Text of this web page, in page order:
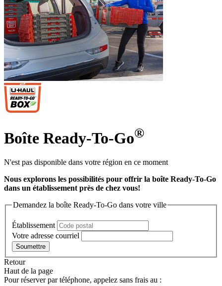
Boîte Ready-To-Go®
N'est pas disponible dans votre région en ce moment
Nous explorons les possibilités pour offrir la boîte Ready-To-Go
dans un établissement près de chez vous!
Demandez la boîte Ready-To-Go dans votre ville
Établissement
Votre adresse courriel
Soumettre
Retour
Haut de la page
Pour réserver par téléphone, appelez sans frais au :